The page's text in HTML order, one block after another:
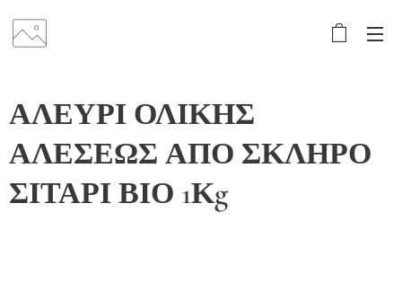
ΑΛΕΥΡΙ ΟΛΙΚΗΣ
ΑΛΕΣΕΩΣ ΑΠΟ ΣΚΛΗΡΟ
ΣΙΤΑΡΙ ΒΙΟ 1Κg